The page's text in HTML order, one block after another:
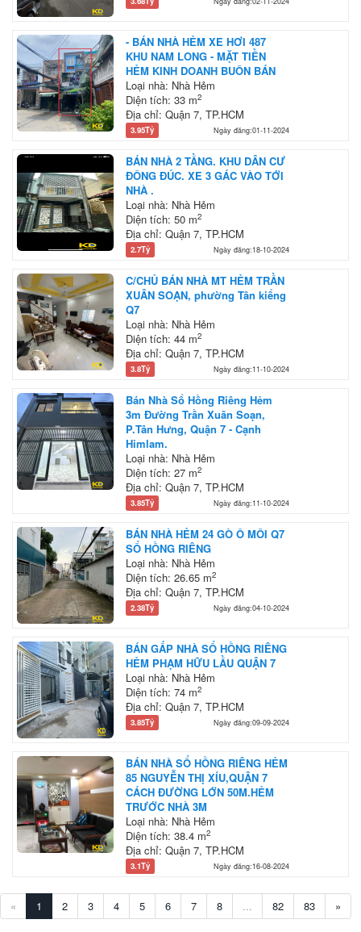
- BÁN NHÀ HẺM XE HƠI 487
KHU NAM LONG - MẶT TIỀN
HẺM KINH DOANH BUÔN BÁN
Loại nhà: Nhà Hẻm
Diện tích: 33 m2
Địa chỉ: Quận 7, TP.HCM
3.95Tỷ Ngày đăng:01-11-2024
BÁN NHÀ 2 TẦNG. KHU DÂN CƯ
ĐÔNG ĐÚC. XE 3 GÁC VÀO TỚI
NHÀ .
Loại nhà: Nhà Hẻm
Diện tích: 50 m2
Địa chỉ: Quận 7, TP.HCM
2.7Tỷ Ngày đăng:18-10-2024
C/CHỦ BÁN NHÀ MT HẺM TRẦN
XUÂN SOẠN, phường Tân kiểng
Q7
Loại nhà: Nhà Hẻm
Diện tích: 44 m2
Địa chỉ: Quận 7, TP.HCM
3.8Tỷ Ngày đăng:11-10-2024
Bán Nhà Sổ Hồng Riêng Hẻm
3m Đường Trần Xuân Soạn,
P.Tân Hưng, Quận 7 - Cạnh
Himlam.
Loại nhà: Nhà Hẻm
Diện tích: 27 m2
Địa chỉ: Quận 7, TP.HCM
3.85Tỷ Ngày đăng:11-10-2024
BÁN NHÀ HẺM 24 GÒ Ô MÔI Q7
SỔ HỒNG RIÊNG
Loại nhà: Nhà Hẻm
Diện tích: 26.65 m2
Địa chỉ: Quận 7, TP.HCM
2.38Tỷ Ngày đăng:04-10-2024
BÁN GẤP NHÀ SỔ HỒNG RIÊNG
HẺM PHẠM HỮU LẦU QUẬN 7
Loại nhà: Nhà Hẻm
Diện tích: 74 m2
Địa chỉ: Quận 7, TP.HCM
3.85Tỷ Ngày đăng:09-09-2024
BÁN NHÀ SỔ HỒNG RIÊNG HẺM
85 NGUYỄN THỊ XÍU,QUẬN 7
CÁCH ĐƯỜNG LỚN 50M.HẺM
TRƯỚC NHÀ 3M
Loại nhà: Nhà Hẻm
Diện tích: 38.4 m2
Địa chỉ: Quận 7, TP.HCM
3.1Tỷ Ngày đăng:16-08-2024
« 1 2 3 4 5 6 7 8 ... 82 83 »